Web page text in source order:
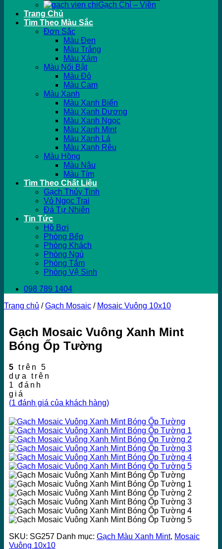
Gạch Chỉ – Viền
Trang Chủ
Tìm Theo Màu Sắc
Đơn Sắc
Màu Đen
Màu Trắng
Màu Xám
Màu Nổi Bật
Màu Đỏ
Màu Cam
Màu Xanh
Màu Xanh Biển
Màu Xanh Dương
Màu Xanh Ngọc
Màu Xanh Mint
Màu Xanh Lá
Màu Xanh Rêu
Màu Hồng
Màu Nâu
Màu Tím
Tìm Theo Chất Liệu
Gạch Thủy Tinh
Vỏ Ngọc Trai
Đá Tự Nhiên
Tin Tức
Hồ Bơi
Phòng Bếp
Phòng Khách
Phòng Ngủ
Phòng Tắm
Phòng Vệ Sinh
098 789 1404
Trang chủ / Gạch Mosaic / Mosaic Vuông 10x10
Gạch Mosaic Vuông Xanh Mint
Bóng Ốp Tường
5 trên 5
dựa trên
1
đánh
giá
(1 đánh giá của khách hàng)
SKU: SG257 Danh mục: Gạch Màu Xanh Mint, Mosaic
Vuông 10x10